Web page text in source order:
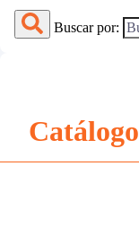
Buscar por:
Catálogo